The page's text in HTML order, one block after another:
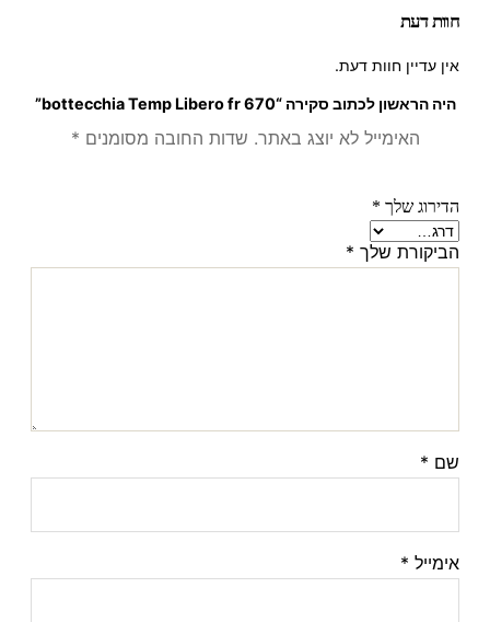
חוות דעת
אין עדיין חוות דעת.
היה הראשון לכתוב סקירה “bottecchia Temp Libero fr 670”
האימייל לא יוצג באתר. שדות החובה מסומנים *
הדירוג שלך *
הביקורת שלך *
שם *
אימייל *